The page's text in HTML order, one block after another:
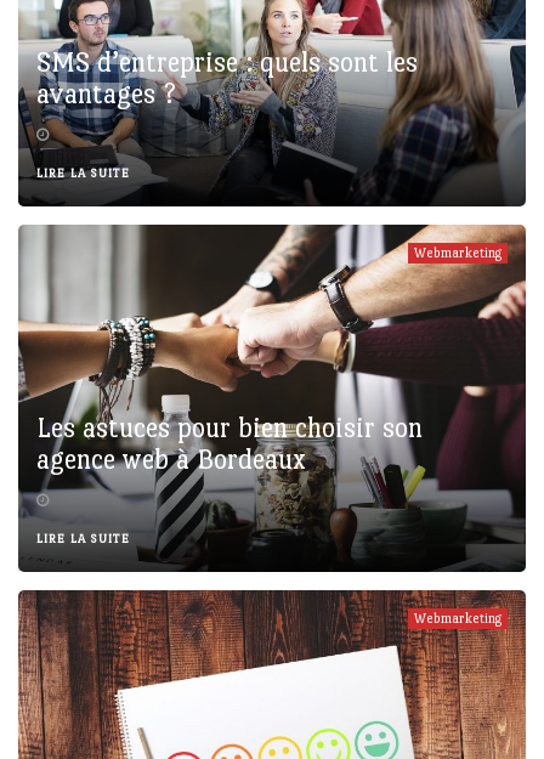
SMS d’entreprise : quels sont les
avantages ?
LIRE LA SUITE
Webmarketing
Les astuces pour bien choisir son
agence web à Bordeaux
LIRE LA SUITE
Webmarketing